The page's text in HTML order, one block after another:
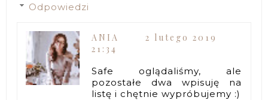
Odpowiedzi
ANIA
2 lutego 2019
21:34
Safe oglądaliśmy, ale
pozostałe dwa wpisuję na
listę i chętnie wypróbujemy :)